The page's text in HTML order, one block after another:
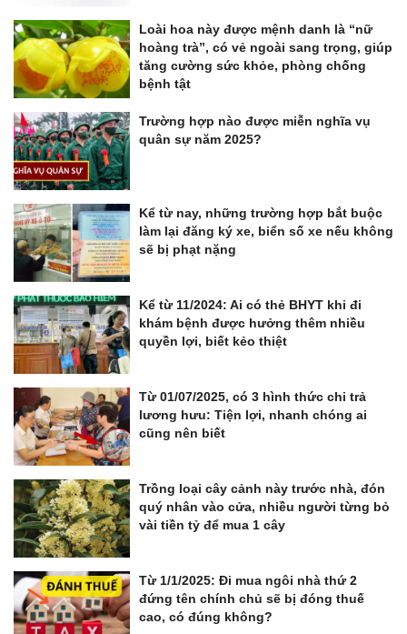
Loài hoa này được mệnh danh là “nữ
hoàng trà”, có vẻ ngoài sang trọng, giúp
tăng cường sức khỏe, phòng chống
bệnh tật
Trường hợp nào được miễn nghĩa vụ
quân sự năm 2025?
Kể từ nay, những trường hợp bắt buộc
làm lại đăng ký xe, biển số xe nếu không
sẽ bị phạt nặng
Kể từ 11/2024: Ai có thẻ BHYT khi đi
khám bệnh được hưởng thêm nhiều
quyền lợi, biết kẻo thiệt
Từ 01/07/2025, có 3 hình thức chi trả
lương hưu: Tiện lợi, nhanh chóng ai
cũng nên biết
Trồng loại cây cảnh này trước nhà, đón
quý nhân vào cửa, nhiều người từng bỏ
vài tiền tỷ để mua 1 cây
Từ 1/1/2025: Đi mua ngôi nhà thứ 2
đứng tên chính chủ sẽ bị đóng thuế
cao, có đúng không?